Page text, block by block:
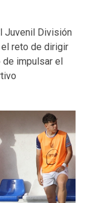
Juvenil División
reto de dirigir
impulsar el